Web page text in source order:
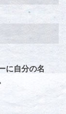
に自分の名